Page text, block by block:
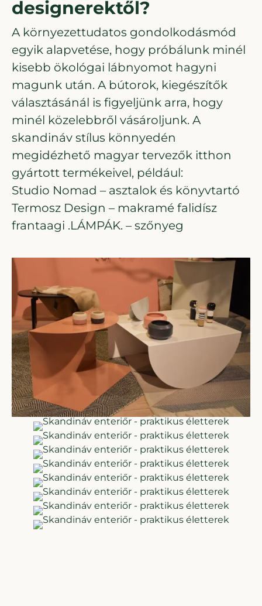
designerektől?
A környezettudatos gondolkodásmód
egyik alapvetése, hogy próbálunk minél
kisebb ökológai lábnyomot hagyni
magunk után. A bútorok, kiegészítők
választásánál is figyeljünk arra, hogy
minél közelebbről vásároljunk. A
skandináv stílus könnyedén
megidézhető magyar tervezők itthon
gyártott termékeivel, például:
Studio Nomad – asztalok és könyvtartó
Termosz Design – makramé falidísz
frantaagi .LÁMPÁK. – szőnyeg